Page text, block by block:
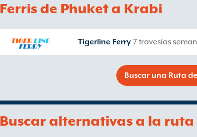
Ferris de Phuket a Krabi
Tigerline Ferry 7 travesías
Buscar una Ruta
Buscar alternativas a la